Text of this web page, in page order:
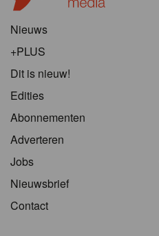
Nieuws
+PLUS
Dit is nieuw!
Edities
Abonnementen
Adverteren
Jobs
Nieuwsbrief
Contact